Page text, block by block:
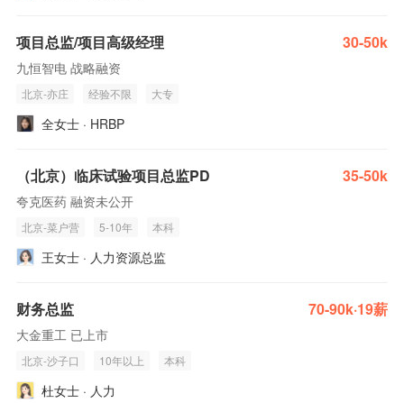
项目总监/项目高级经理 30-50k
九恒智电 战略融资
北京-亦庄 经验不限 大专
全女士 · HRBP
（北京）临床试验项目总监PD 35-50k
夸克医药 融资未公开
北京-菜户营 5-10年 本科
王女士 · 人力资源总监
财务总监 70-90k·19薪
大金重工 已上市
北京-沙子口 10年以上 本科
杜女士 · 人力